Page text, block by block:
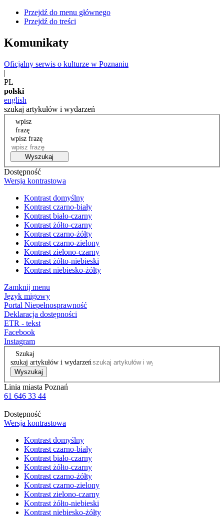
Przejdź do menu głównego
Przejdź do treści
Komunikaty
Oficjalny serwis o kulturze w Poznaniu
|
PL
polski
english
szukaj artykułów i wydarzeń
wpisz
frazę
wpisz frazę
Wyszukaj
Dostępność
Wersja kontrastowa
Kontrast domyślny
Kontrast czarno-biały
Kontrast biało-czarny
Kontrast żółto-czarny
Kontrast czarno-żółty
Kontrast czarno-zielony
Kontrast zielono-czarny
Kontrast żółto-niebieski
Kontrast niebiesko-żółty
Zamknij menu
Język migowy
Portal Niepełnosprawność
Deklaracja dostępności
ETR - tekst
Facebook
Instagram
Szukaj
szukaj artykułów i wydarzeń
Wyszukaj
Linia miasta Poznań
61 646 33 44
Dostępność
Wersja kontrastowa
Kontrast domyślny
Kontrast czarno-biały
Kontrast biało-czarny
Kontrast żółto-czarny
Kontrast czarno-żółty
Kontrast czarno-zielony
Kontrast zielono-czarny
Kontrast żółto-niebieski
Kontrast niebiesko-żółty